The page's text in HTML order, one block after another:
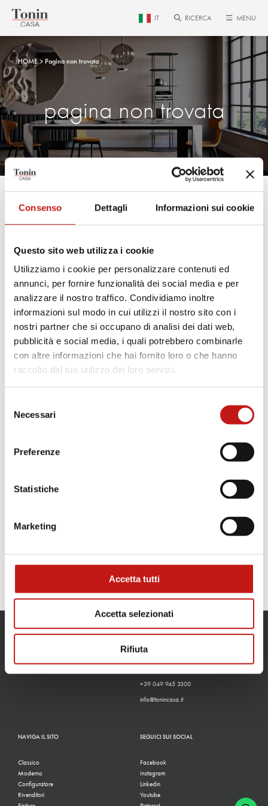
Consenso Dettagli Informazioni sui cookie
Questo sito web utilizza i cookie
Utilizziamo i cookie per personalizzare contenuti ed
annunci, per fornire funzionalità dei social media e per
analizzare il nostro traffico. Condividiamo inoltre
informazioni sul modo in cui utilizzi il nostro sito con i
nostri partner che si occupano di analisi dei dati web,
pubblicità e social media, i quali potrebbero combinarle
con altre informazioni che hai fornito loro o che hanno
raccolto dal tuo utilizzo dei loro servizi.
delNecessari
Preferenze
Statistiche
Marketing
Accetta tutti
Accetta selezionati
Rifiuta
IT RICERCA MENU
HOME Pagina non trovata
pagina non trovata
La pagina che hai cercato non è
più disponibile.
Utilizza il menu principale per raggiungere la pagina che
stavi cercando.
CONTATTI
+39 049 945 3300
info@tonincasa.it
NAVIGA IL SITO
Classico
Moderno
Configuratore
Rivenditori
SEGUICI SUI SOCIAL
Facebook
Instagram
Linkedin
Youtube